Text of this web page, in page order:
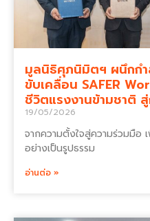
มูลนิธิศุภนิมิตฯ ผนึกก
ขับเคลื่อน SAFER
ชีวิตแรงงานข้ามชาติ
19/05/2026
จากความตั้งใจสู่ความร่วมมือ
อย่างเป็นรูปธรรม
อ่านต่อ »